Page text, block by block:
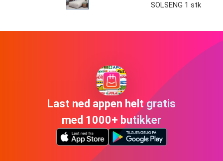
SOLSENG 1 stk
Last ned appen helt gratis
med 1000+ butikker